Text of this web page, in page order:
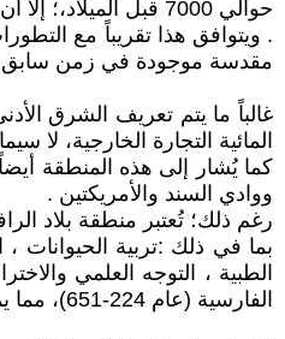
مقدسة موجودة في زمن سابق بكثير؛ مثل مدينة أريحا (حوالي عام 9000 قبل
غالباً ما يتم تعريف الشرق
المائية التجارة الخارجية، لا سيما مع مدن حضارة وادي
كما يُشار إلى هذه المنطقة
ووادي السند والأمريكتين .
رغم ذلك؛ تُعتبر منطقة بلاد
بما في ذلك :تربية الحيوانات
الطبية ، التوجه العلمي
الفارسية (عام 224-651)، مما يمثل بداية مرحلة جديدة في تاريخ المنطقة.